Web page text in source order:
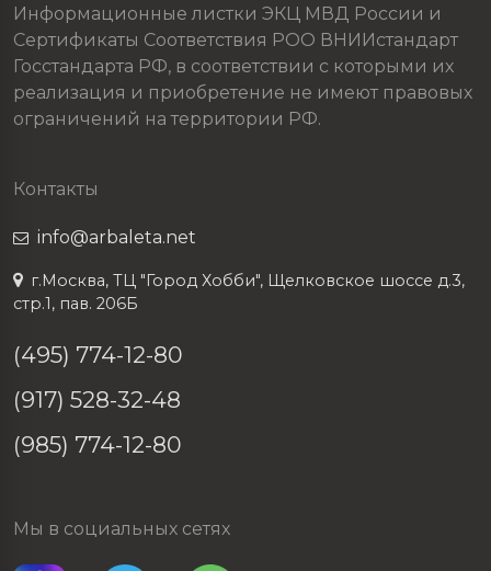
Информационные листки ЭКЦ МВД России и
Сертификаты Соответствия РОО ВНИИстандарт
Госстандарта РФ, в соответствии с которыми их
реализация и приобретение не имеют правовых
ограничений на территории РФ.
Контакты
info@arbaleta.net
г.Москва, ТЦ "Город Хобби", Щелковское шоссе д.3,
стр.1, пав. 206Б
(495) 774-12-80
(917) 528-32-48
(985) 774-12-80
Мы в социальных сетях